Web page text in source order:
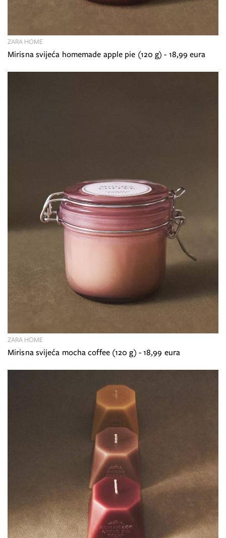
Mirisna svijeća homemade apple pie (120 g) - 18,99 eura
ZARA HOME
Mirisna svijeća mocha coffee (120 g) - 18,99 eura
ZARA HOME